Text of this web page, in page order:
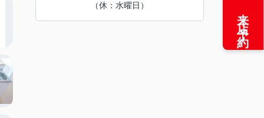
（休：水曜日）
来店予約